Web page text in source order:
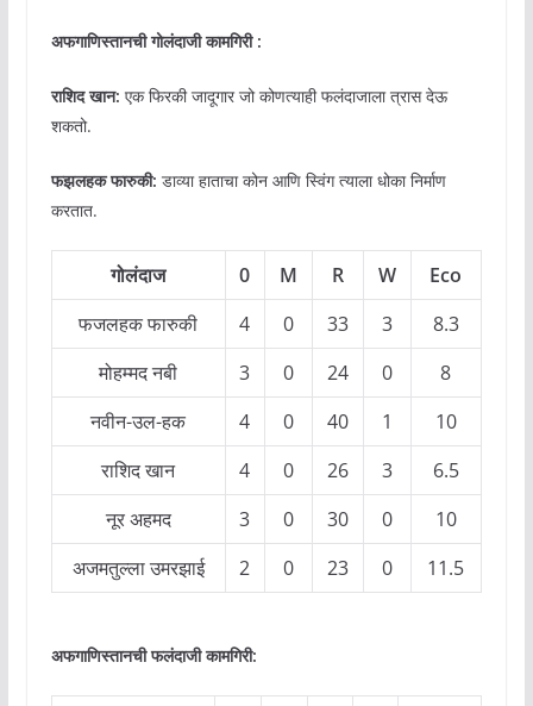
अफगाणिस्तानची गोलंदाजी कामगिरी :
राशिद खान: एक फिरकी जादूगार जो कोणत्याही फलंदाजाला त्रास देऊ
शकतो.
फझलहक फारुकी: डाव्या हाताचा कोन आणि स्विंग त्याला धोका निर्माण
करतात.
गोलंदाज 0 M R W
Eco
फजलहक फारुकी
4 0 33 3
8.3
मोहम्मद नबी
3 0 24 0
8
नवीन-उल-हक
4 0 40 1
10
राशिद खान
4 0 26 3
6.5
नूर अहमद
3 0 30 0
10
अजमतुल्ला उमरझाई
2 0 23 0 11.5
अफगाणिस्तानचीफलंदाजी कामगिरी: